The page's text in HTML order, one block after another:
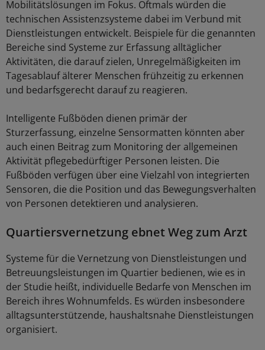
Mobilitätslösungen im Fokus. Oftmals würden die
technischen Assistenzsysteme dabei im Verbund mit
Dienstleistungen entwickelt. Beispiele für die genannten
Bereiche sind Systeme zur Erfassung alltäglicher
Aktivitäten, die darauf zielen, Unregelmäßigkeiten im
Tagesablauf älterer Menschen frühzeitig zu erkennen
und bedarfsgerecht darauf zu reagieren.
Intelligente Fußböden dienen primär der
Sturzerfassung, einzelne Sensormatten könnten aber
auch einen Beitrag zum Monitoring der allgemeinen
Aktivität pflegebedürftiger Personen leisten. Die
Fußböden verfügen über eine Vielzahl von integrierten
Sensoren, die die Position und das Bewegungsverhalten
von Personen detektieren und analysieren.
Quartiersvernetzung ebnet Weg zum Arzt
Systeme für die Vernetzung von Dienstleistungen und
Betreuungsleistungen im Quartier bedienen, wie es in
der Studie heißt, individuelle Bedarfe von Menschen im
Bereich ihres Wohnumfelds. Es würden insbesondere
alltagsunterstützende, haushaltsnahe Dienstleistungen
organisiert.